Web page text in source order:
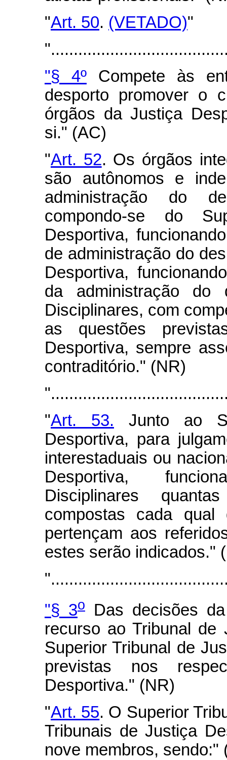
"Art. 50. (VETADO)"
"§ 4º Compete às
desporto promover o
órgãos da Justiça
si." (AC)
"Art. 52. Os órgãos
são autônomos e
administração do
compondo-se do
Desportiva,
de administração do
Desportiva,
da administração do
Disciplinares, com
as questões
Desportiva, sempre
contraditório." (NR)
"Art. 53. Junto ao
Desportiva, para
interestaduais ou
Desportiva,
Disciplinares
compostas cada
pertençam aos
estes serão indicados."
"§ 3o
Das decisões
recurso ao Tribunal de
Superior Tribunal de
previstas nos
Desportiva." (NR)
"Art. 55. O Superior
Tribunais de Justiça
nove membros, sendo:"